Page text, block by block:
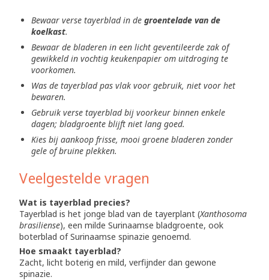
Bewaar verse tayerblad in degroentelade van de
koelkast.
Bewaar de bladeren in een licht geventileerde zak of
gewikkeld in vochtig keukenpapier om uitdroging te
voorkomen.
Was de tayerblad pas vlak voor gebruik, niet voor het
bewaren.
Gebruik verse tayerblad bij voorkeur binnen enkele
dagen; bladgroente blijft niet lang goed.
Kies bij aankoop frisse, mooi groene bladeren zonder
gele of bruine plekken.
Veelgestelde vragen
Wat is tayerblad precies?
Tayerblad is het jonge blad van de tayerplant (Xanthosoma
brasiliense), een milde Surinaamse bladgroente, ook
boterblad of Surinaamse spinazie genoemd.
Hoe smaakt tayerblad?
Zacht, licht boterig en mild, verfijnder dan gewone
spinazie.